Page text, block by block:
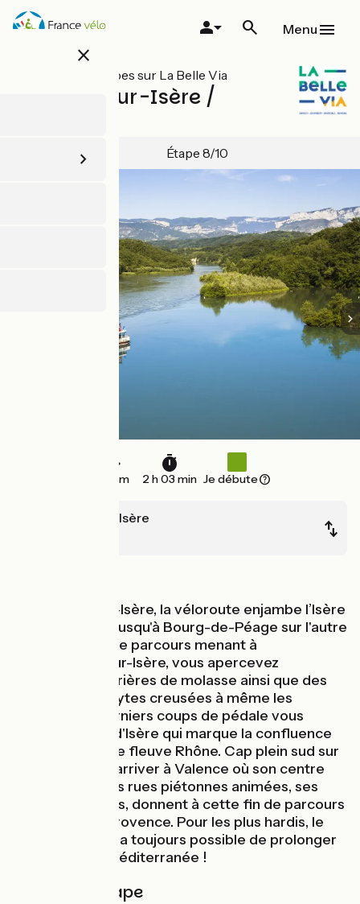
Aller
au
close
Menu
Toutes les étapes sur La Belle Via
Romans-sur-Isère /
Étape 8/10
30 km 2 h 03 min Je débute
Romans-sur-Isère
De Romans-sur-Isère, la véloroute enjambe l’Isère
pour continuer jusqu'à Bourg-de-Péage sur l'autre
rive. En suivant le parcours menant à
Châteauneuf-sur-Isère, vous apercevez
d'anciennes carrières de molasse ainsi que des
grottes troglodytes creusées à même les
falaises. Les derniers coups de pédale vous
portent à Pont d'Isère qui marque la confluence
de l'Isère avec le fleuve Rhône. Cap plein sud sur
ViaRhôna pour arriver à Valence où son centre
historique et ses rues piétonnes animées, ses
marchés colorés, donnent à cette fin de parcours
un parfum de Provence. Pour les plus hardis, le
lendemain, il sera toujours possible de prolonger
jusqu’à la mer Méditerranée !
Détail de l'étape